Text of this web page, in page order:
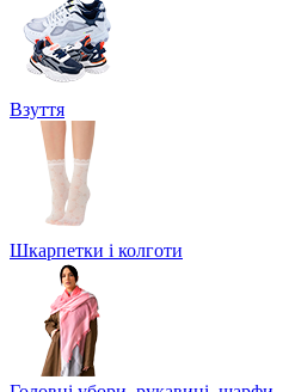
Взуття
Шкарпетки і колготи